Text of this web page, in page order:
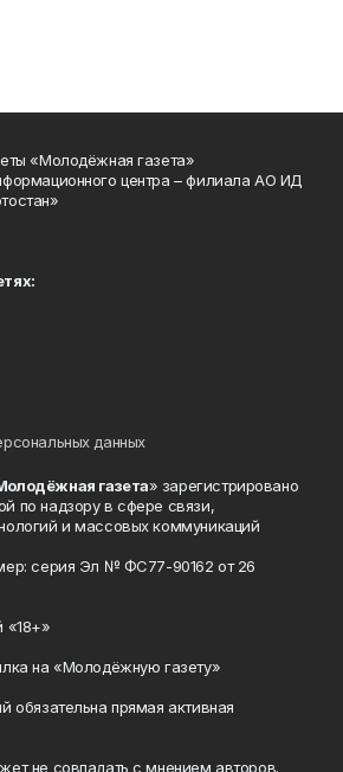
«Молодёжная газета»
центра – филиала АО ИД
данных
газета» зарегистрировано
по надзору в сфере связи,
и массовых коммуникаций
серия Эл № ФС77-90162 от 26
«18+»
на «Молодёжную газету»
обязательна прямая активная
не совпадать с мнением авторов.